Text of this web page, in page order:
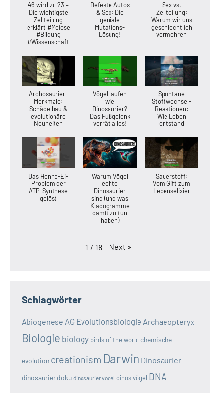
46 wird zu 23 –
Die wichtigste
Zellteilung
erklärt #Meiose
#Bildung
#Wissenschaft
Defekte Autos
& Sex: Die
geniale
Mutations-
Lösung!
Sex vs.
Zellteilung:
Warum wir uns
geschlechtlich
vermehren
Archosaurier-
Merkmale:
Schädelbau &
evolutionäre
Neuheiten
Vögel laufen
wie
Dinosaurier?
Das Fußgelenk
verrät alles!
Spontane
Stoffwechsel-
Reaktionen:
Wie Leben
entstand
Das Henne-Ei-
Problem der
ATP-Synthese
gelöst
Warum Vögel
echte
Dinosaurier
sind (und was
Kladogramme
damit zu tun
haben)
Sauerstoff:
Vom Gift zum
Lebenselixier
1 / 18 Next »
Schlagwörter
Abiogenese AG Evolutionsbiologie Archaeopteryx
Biologie biology birds of the world chemische
evolution creationism Darwin Dinosaurier
dinosaurier doku dinosaurier vogel dinos vögel DNA